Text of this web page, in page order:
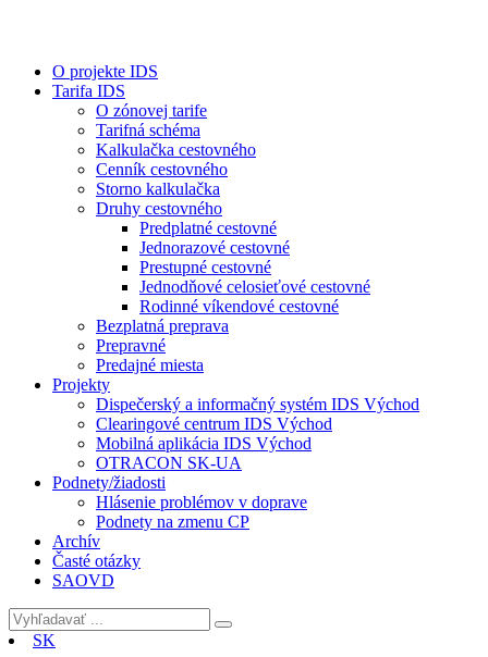
O projekte IDS
Tarifa IDS
O zónovej tarife
Tarifná schéma
Kalkulačka cestovného
Cenník cestovného
Storno kalkulačka
Druhy cestovného
Predplatné cestovné
Jednorazové cestovné
Prestupné cestovné
Jednodňové celosieťové cestovné
Rodinné víkendové cestovné
Bezplatná preprava
Prepravné
Predajné miesta
Projekty
Dispečerský a informačný systém IDS Východ
Clearingové centrum IDS Východ
Mobilná aplikácia IDS Východ
OTRACON SK-UA
Podnety/žiadosti
Hlásenie problémov v doprave
Podnety na zmenu CP
Archív
Časté otázky
SAOVD
SK